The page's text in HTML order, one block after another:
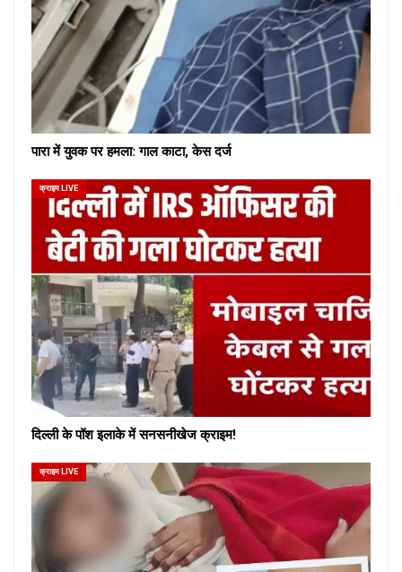
पारा में युवक पर हमला: गाल काटा, केस दर्ज
क्राइम LIVE
दिल्ली के पॉश इलाके में सनसनीखेज क्राइम!
क्राइम LIVE